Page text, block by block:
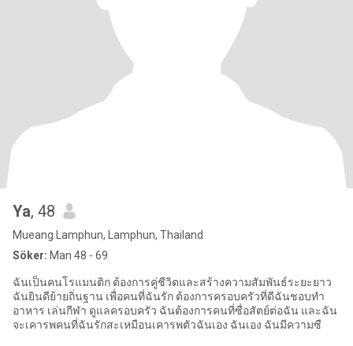
Ya, 48
Mueang Lamphun, Lamphun, Thailand
Söker: Man 48 - 69
ฉันเป็นคนโรแมนติก ต้องการคู่ชีวิตและสร้างความสัมพันธ์ระยะยาว
ฉันยินดีย้ายถิ่นฐาน เพื่อคนที่ฉันรัก ต้องการครอบครัวที่ดีฉันชอบทำ
อาหาร เล่นกีฬา ดูแลครอบครัว ฉันต้องการคนที่ซื่อสัตย์ต่อฉัน และฉัน
จะเคารพคนที่ฉันรักสะเหมือนเคารพตัวฉันเอง ฉันเอง ฉันมีความซื